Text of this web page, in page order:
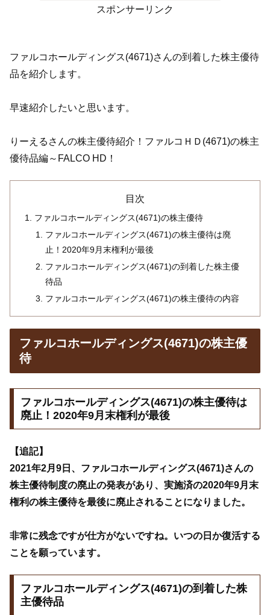
スポンサーリンク
ファルコホールディングス(4671)さんの到着した株主優待
品を紹介します。
早速紹介したいと思います。
りーえるさんの株主優待紹介！ファルコＨＤ(4671)の株主
優待品編～FALCO HD！
目次
ファルコホールディングス(4671)の株主優待
ファルコホールディングス(4671)の株主優待は廃
止！2020年9月末権利が最後
ファルコホールディングス(4671)の到着した株主優
待品
ファルコホールディングス(4671)の株主優待の内容
ファルコホールディングス(4671)の株主優
待
ファルコホールディングス(4671)の株主優待は
廃止！2020年9月末権利が最後
【追記】
2021年2月9日、ファルコホールディングス(4671)さんの
株主優待制度の廃止の発表があり、実施済の2020年9月末
権利の株主優待を最後に廃止されることになりました。
非常に残念ですが仕方がないですね。いつの日か復活する
ことを願っています。
ファルコホールディングス(4671)の到着した株
主優待品